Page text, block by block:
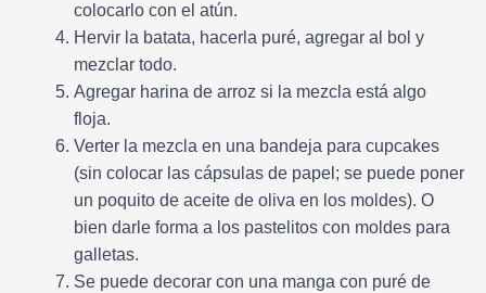
colocarlo con el atún.
Hervir la batata, hacerla puré, agregar al bol y
mezclar todo.
Agregar harina de arroz si la mezcla está algo
floja.
Verter la mezcla en una bandeja para cupcakes
(sin colocar las cápsulas de papel; se puede poner
un poquito de aceite de oliva en los moldes). O
bien darle forma a los pastelitos con moldes para
galletas.
Se puede decorar con una manga con puré de